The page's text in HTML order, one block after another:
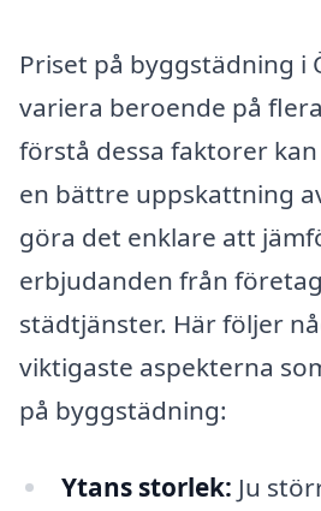
Priset på byggstädning i
variera beroende på
förstå dessa faktorer
en bättre uppskattning
göra det enklare att
erbjudanden från
städtjänster. Här följer
viktigaste aspekterna
på byggstädning:
Ytans storlek: Ju